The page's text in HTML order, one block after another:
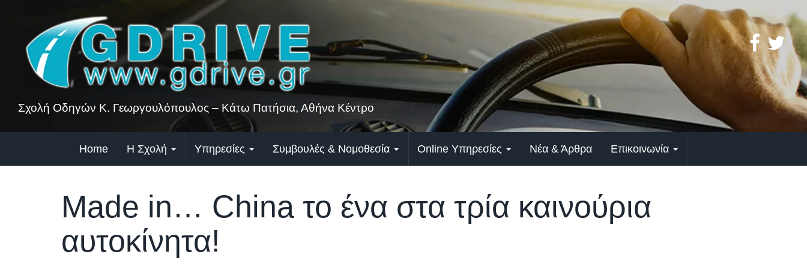
content
Σχολή Οδηγών Κ. Γεωργουλόπουλος – Κάτω Πατήσια, Αθήνα Κέντρο
Home Η Σχολή Υπηρεσίες Συμβουλές & Νομοθεσία Online Υπηρεσίες Νέα & Άρθρα Επικοινωνία
Made in… China το ένα στα τρία καινούρια
αυτοκίνητα!